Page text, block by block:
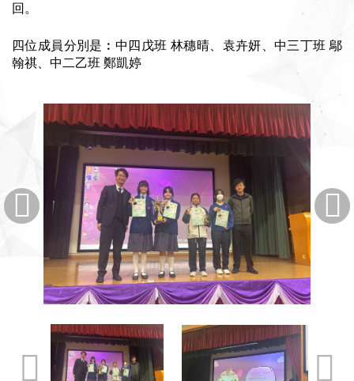
回。
四位成員分別是︰中四戊班 林穗晴、袁卉妍、中三丁班 鄔
翰祺、中二乙班 鄭凱婷